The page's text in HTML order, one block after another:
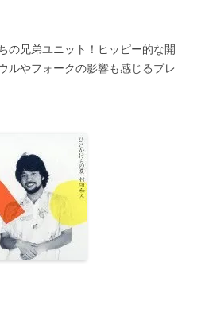
の兄弟ユニット！ヒッピー的な開
ルやフォークの影響も感じるプレ